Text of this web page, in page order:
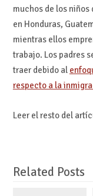
muchos de los
en Honduras,
mientras ellos
trabajo. Los padres
traer debido al
respecto a la
Leer el resto del
Related Posts